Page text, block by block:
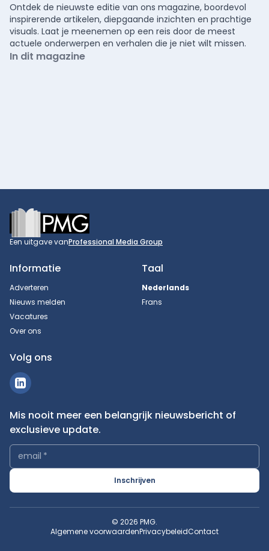
Ontdek de nieuwste editie van ons magazine, boordevol
inspirerende artikelen, diepgaande inzichten en prachtige
visuals. Laat je meenemen op een reis door de meest
actuele onderwerpen en verhalen die je niet wilt missen.
In dit magazine
Footer
Een uitgave vanProfessional Media Group
Informatie
Adverteren
Nieuws melden
Vacatures
Over ons
Taal
Nederlands
Frans
Volg ons
Mis nooit meer een belangrijk nieuwsbericht of
exclusieve update.
email *
Inschrijven
© 2026 PMG.
Algemene voorwaardenPrivacybeleidContact